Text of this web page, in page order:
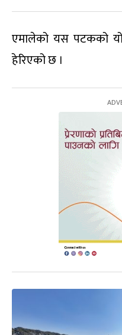
एमालेको यस पटकको
हेरिएको छ ।